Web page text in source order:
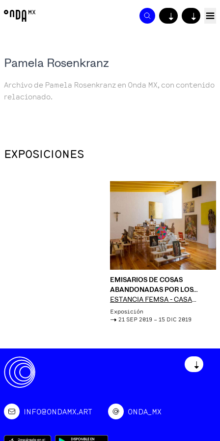
↓ ↓
Pamela Rosenkranz
Archivo de Pamela Rosenkranz en Onda MX, con contenido
relacionado.
EXPOSICIONES
EMISARIOS DE COSAS
ABANDONADAS POR LOS
DIOSES
ESTANCIA FEMSA - CASA
LUIS BARRAGÁN
Exposición
-> 21 SEP 2019 – 15 DIC 2019
↓
INFO@ONDAMX.ART ONDA_MX